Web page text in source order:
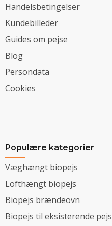
Handelsbetingelser
Kundebilleder
Guides om pejse
Blog
Persondata
Cookies
Populære kategorier
Væghængt biopejs
Lofthængt biopejs
Biopejs brændeovn
Biopejs til eksisterende pejs